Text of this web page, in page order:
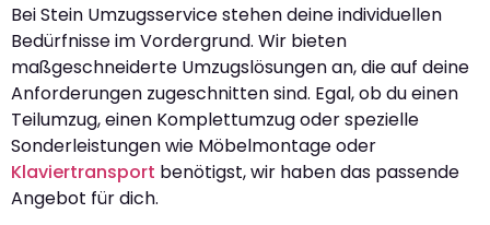
Bei Stein Umzugsservice stehen deine individuellen
Bedürfnisse im Vordergrund. Wir bieten
maßgeschneiderte Umzugslösungen an, die auf deine
Anforderungen zugeschnitten sind. Egal, ob du einen
Teilumzug, einen Komplettumzug oder spezielle
Sonderleistungen wie Möbelmontage oder
Klaviertransport benötigst, wir haben das passende
Angebot für dich.